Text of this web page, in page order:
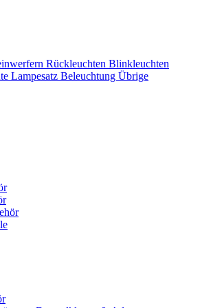
Rückleuchten Blinkleuchten
Lampesatz Beleuchtung Übrige